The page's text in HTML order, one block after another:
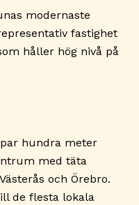
modernaste
fastighet
håller hög nivå på
hundra meter
med täta
och Örebro.
de flesta lokala